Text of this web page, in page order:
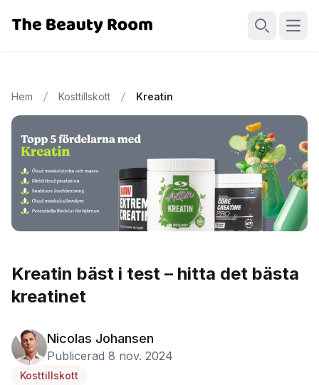
Hem Kosttillskott Kreatin
Kreatin bäst i test – hitta det bästa
kreatinet
Nicolas Johansen
Publicerad 8 nov. 2024
Kosttillskott